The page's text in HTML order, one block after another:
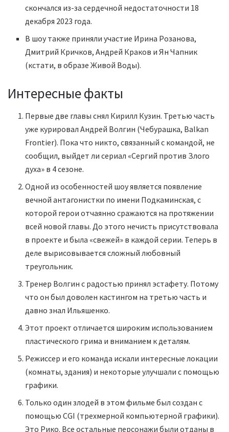
скончался из-за сердечной недостаточности 18
декабря 2023 года.
В шоу также приняли участие Ирина Розанова,
Дмитрий Кричков, Андрей Краков и Ян Чапник
(кстати, в образе Живой Воды).
Интересные факты
Первые две главы снял Кирилл Кузин. Третью часть
уже курировал Андрей Волгин (Чебурашка, Balkan
Frontier). Пока что никто, связанный с командой, не
сообщил, выйдет ли сериал «Сергий против Злого
духа» в 4 сезоне.
Одной из особенностей шоу является появление
вечной антагонистки по имени Подкаминская, с
которой герои отчаянно сражаются на протяжении
всей новой главы. До этого нечисть присутствовала
в проекте и была «свежей» в каждой серии. Теперь в
деле вырисовывается сложный любовный
треугольник.
Тренер Волгин с радостью принял эстафету. Потому
что он был доволен кастингом на третью часть и
давно знал Ильяшенко.
Этот проект отличается широким использованием
пластического грима и вниманием к деталям.
Режиссер и его команда искали интересные локации
(комнаты, здания) и некоторые улучшали с помощью
графики.
Только один злодей в этом фильме был создан с
помощью CGI (трехмерной компьютерной графики).
Это Рико. Все остальные персонажи были отданы в